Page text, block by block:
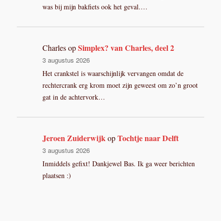
was bij mijn bakfiets ook het geval.…
CharlesopSimplex? van Charles, deel 2
3 augustus 2026
Het crankstel is waarschijnlijk vervangen omdat de
rechtercrank erg krom moet zijn geweest om zo’n groot
gat in de achtervork…
Jeroen ZuiderwijkopTochtje naar Delft
3 augustus 2026
Inmiddels gefixt! Dankjewel Bas. Ik ga weer berichten
plaatsen :)